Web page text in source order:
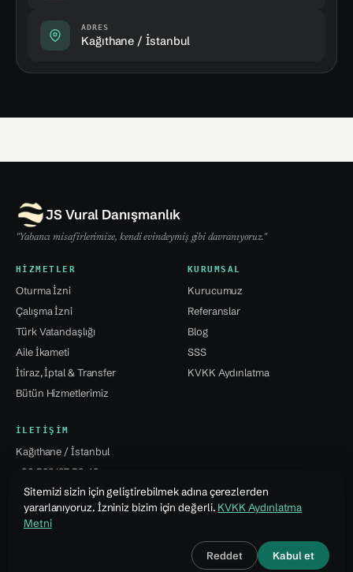
ADRES
Kağıthane / İstanbul
JS Vural Danışmanlık
"Yabancı misafirlerimize, kendi evindeymiş gibi davranıyoruz."
HIZMETLER
Oturma İzni
Çalışma İzni
Türk Vatandaşlığı
Aile İkameti
İtiraz, İptal & Transfer
Bütün Hizmetlerimiz
KURUMSAL
Kurucumuz
Referanslar
Blog
SSS
KVKK Aydınlatma
İLETIŞIM
Kağıthane / İstanbul
+90 532 137 59 49
info@jsvural...
© 2026 Jale Snejana Vural Danışmanlık Hizmetleri Ltd. Şti.
Sitemizi sizin için geliştirebilmek adına çerezlerden
yararlanıyoruz. İzniniz bizim için değerli. KVKK Aydınlatma
Metni
Reddet Kabul et